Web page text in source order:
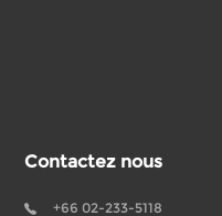
Contactez nous
+66 02-233-5118